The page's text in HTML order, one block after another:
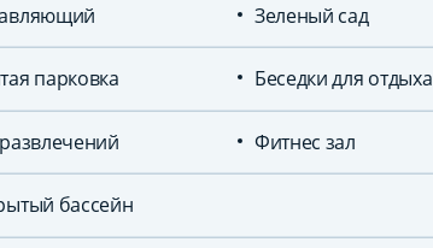
Зеленый сад
парковка Беседки для отдыха
Фитнес зал
бассейн